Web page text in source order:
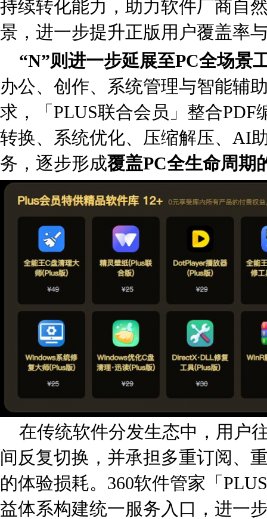
持续转化能力，助力软件厂商自
景，进一步提升正版用户覆盖率
“N”则进一步延展至PC全场景
办公、创作、系统管理与智能辅
求，「PLUS联合会员」整合PDF
转换、系统优化、压缩解压、AI
务，逐步形成覆盖PC全生命周期
在传统软件分发生态中，用户
间反复切换，并承担多重订阅、
的体验损耗。360软件管家「
益体系构建统一服务入口，进一